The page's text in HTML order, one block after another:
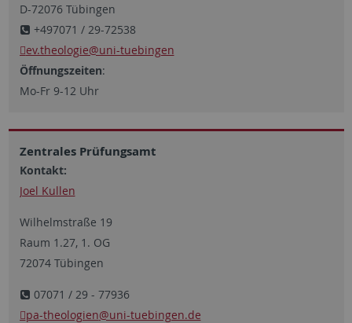
D-72076 Tübingen
+497071 / 29-72538
ev.theologie@uni-tuebingen
Öffnungszeiten:
Mo-Fr 9-12 Uhr
Zentrales Prüfungsamt
Kontakt:
Joel Kullen
Wilhelmstraße 19
Raum 1.27, 1. OG
72074 Tübingen
07071 / 29 - 77936
pa-theologien@uni-tuebingen.de